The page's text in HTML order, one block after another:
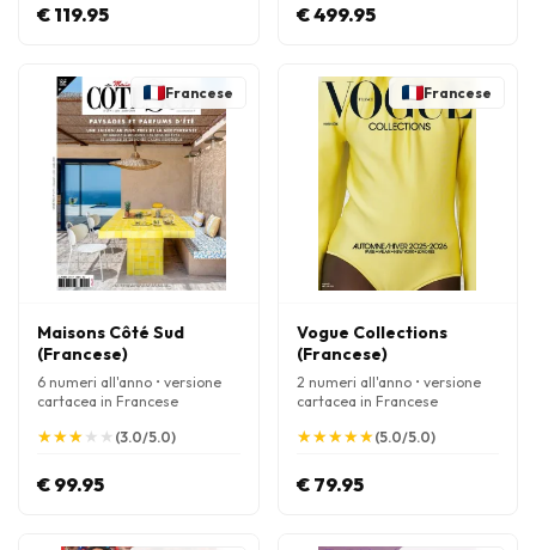
€ 119.95 € 499.95
Francese
Maisons Côté Sud
(Francese)
6 numeri all'anno • versione
cartacea in Francese
★
★★
★★
★★
★ ★
★ (3.0/5.0)
€ 99.95
Francese
Vogue Collections
(Francese)
2 numeri all'anno • versione
cartacea in Francese
★
★★
★★
★★
★★
★(5.0/5.0)
€ 79.95